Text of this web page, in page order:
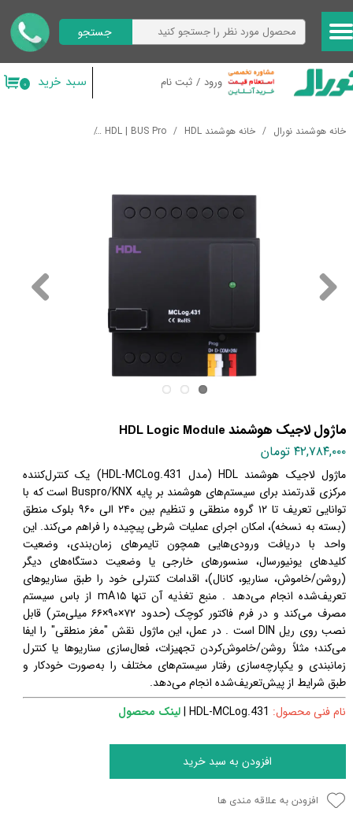
ورود / ثبت نام
حساب کاربری من
تغییر گذر واژه
خروج از حساب کاربری
جستجو
۰ سبد خرید
خانه هوشمند نورال خانه هوشمند HDL HDL | BUS Pro
ماژول لاجیک هوشمند HDL Logic Module
۴۲,۷۸۴,۰۰۰ تومان
ماژول لاجیک هوشمند HDL (مدل HDL‑MCLog.431) یک کنترل‌کننده
مرکزی قدرتمند برای سیستم‌های هوشمند بر پایه Buspro/KNX است که با
توانایی تعریف تا ۱۲ گروه منطقی و تنظیم بین ۲۴۰ الی ۹۶۰ بلوک منطق
(بسته به نسخه)، امکان اجرای عملیات شرطی پیچیده را فراهم می‌کند. این
واحد با دریافت ورودی‌هایی همچون تایمرهای زمان‌بندی، وضعیت
کلیدهای یونیورسال، سنسورهای خارجی یا وضعیت دستگاه‌های دیگر
(روشن/خاموش، سناریو، کانال)، اقدامات کنترلی خود را طبق سناریوهای
تعریف‌شده انجام می‌دهد . منبع تغذیه آن تنها ۱۵ mA از باس سیستم
مصرف می‌کند و در فرم فاکتور کوچک (حدود ۷۲×۹۰×۶۶ میلی‌متر) قابل
نصب روی ریل DIN است . در عمل، این ماژول نقش "مغز منطقی" را ایفا
می‌کند؛ مثلاً روشن/خاموش‌کردن تجهیزات، فعال‌سازی سناریوها یا کنترل
زمانبندی و یکپارچه‌سازی رفتار سیستم‌های مختلف را به‌صورت خودکار و
طبق شرایط از پیش‌تعریف‌شده انجام می‌دهد.
نام فنی محصول:
لینک محصول
افزودن به سبد خرید
افزودن به علاقه مندی ها